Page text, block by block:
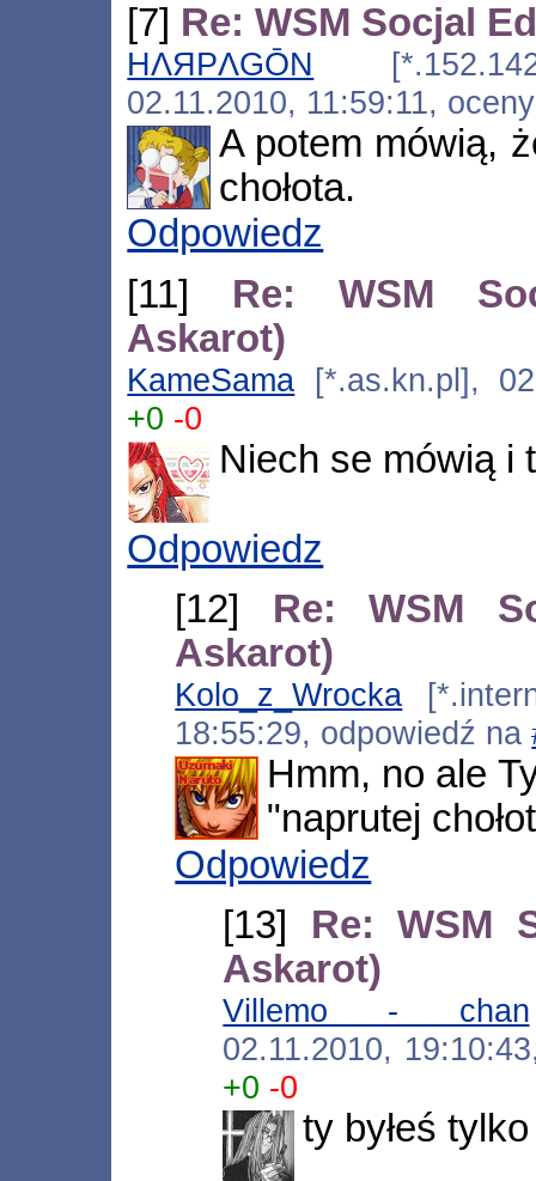
[7] Re: WSM Socjal
HΛЯPΛGŌN
02.11.2010, 11:59:11,
A potem mówią,
chołota.
Odpowiedz
[11] Re: WSM
Askarot)
KameSama [*.as.kn.pl],
+0 -0
Niech se mówią i
Odpowiedz
[12] Re: WSM
Askarot)
Kolo_z_Wrocka
18:55:29, odpowiedź na
Hmm, no ale
"naprutej
Odpowiedz
[13] Re: WSM
Askarot)
Villemo - chan
02.11.2010,
+0 -0
ty byłeś